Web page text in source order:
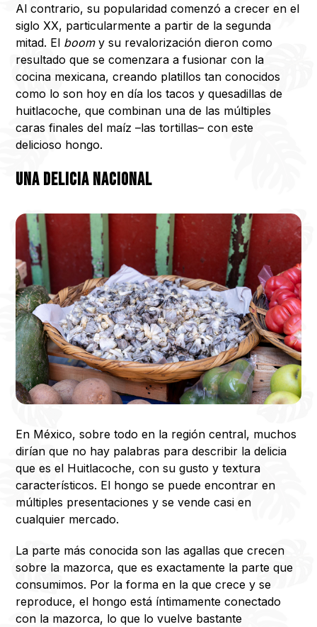
Al contrario, su popularidad comenzó a crecer en el
siglo XX, particularmente a partir de la segunda
mitad. El boomy su revalorización dieron como
resultado que se comenzara a fusionar con la
cocina mexicana, creando platillos tan conocidos
como lo son hoy en día los tacos y quesadillas de
huitlacoche, que combinan una de las múltiples
caras finales del maíz –las tortillas– con este
delicioso hongo.
Una delicia nacional
En México, sobre todo en la región central, muchos
dirían que no hay palabras para describir la delicia
que es el Huitlacoche, con su gusto y textura
característicos. El hongo se puede encontrar en
múltiples presentaciones y se vende casi en
cualquier mercado.
La parte más conocida son las agallas que crecen
sobre la mazorca, que es exactamente la parte que
consumimos. Por la forma en la que crece y se
reproduce, el hongo está íntimamente conectado
con la mazorca, lo que lo vuelve bastante